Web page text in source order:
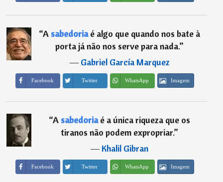
“A sabedoriaé algo que quando nos bate à
porta já não nos serve para nada.”
―Gabriel García Marquez
Facebook Twitter WhatsApp Imagem
“A sabedoriaé a única riqueza que os
tiranos não podem expropriar.”
―Khalil Gibran
Facebook Twitter WhatsApp Imagem